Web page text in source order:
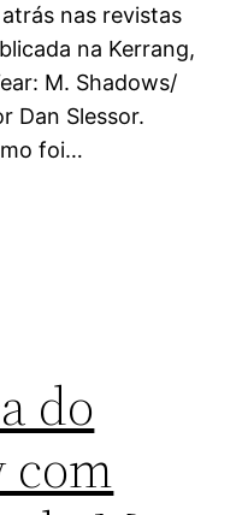
nas revistas
na Kerrang,
M. Shadows/
Dan Slessor.
foi…
do
com